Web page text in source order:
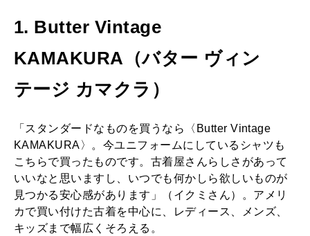
1. Butter Vintage
KAMAKURA（バター ヴィン
テージ カマクラ）
「スタンダードなものを買うなら〈Butter Vintage
KAMAKURA〉。今ユニフォームにしているシャツも
こちらで買ったものです。古着屋さんらしさがあって
いいなと思いますし、いつでも何かしら欲しいものが
見つかる安心感があります」（イクミさん）。アメリ
カで買い付けた古着を中心に、レディース、メンズ、
キッズまで幅広くそろえる。